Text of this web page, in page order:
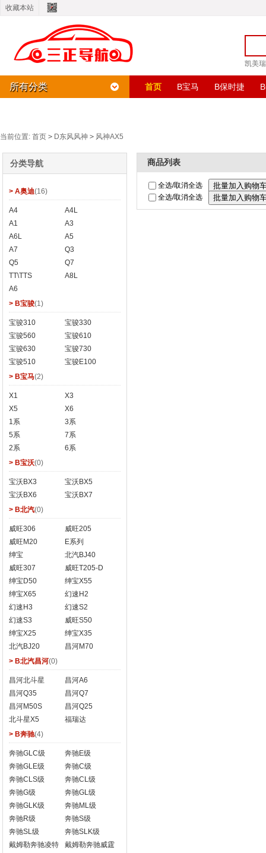
收藏本站
凯美
所有分类 首页 B宝马 B保时捷
当前位置: 首页 > D东风风神 > 风神AX5
分类导航
> A奥迪(16)
A4
A4L
A1
A3
A6L
A5
A7
Q3
Q5
Q7
TT\TTS
A8L
A6
> B宝骏(1)
宝骏310
宝骏330
宝骏560
宝骏610
宝骏630
宝骏730
宝骏510
宝骏E100
> B宝马(2)
X1
X3
X5
X6
1系
3系
5系
7系
2系
6系
> B宝沃(0)
宝沃BX3
宝沃BX5
宝沃BX6
宝沃BX7
> B北汽(0)
威旺306
威旺205
威旺M20
E系列
绅宝
北汽BJ40
威旺307
威旺T205-D
绅宝D50
绅宝X55
绅宝X65
幻速H2
幻速H3
幻速S2
幻速S3
威旺S50
绅宝X25
绅宝X35
北汽BJ20
昌河M70
> B北汽昌河(0)
昌河北斗星
昌河A6
昌河Q35
昌河Q7
昌河M50S
昌河Q25
北斗星X5
福瑞达
> B奔驰(4)
奔驰GLC级
奔驰E级
奔驰GLE级
奔驰C级
奔驰CLS级
奔驰CL级
奔驰G级
奔驰GL级
奔驰GLK级
奔驰ML级
奔驰R级
奔驰S级
奔驰SL级
奔驰SLK级
戴姆勒奔驰凌特
戴姆勒奔驰威霆
商品列表
全选/取消全选
全选/取消全选